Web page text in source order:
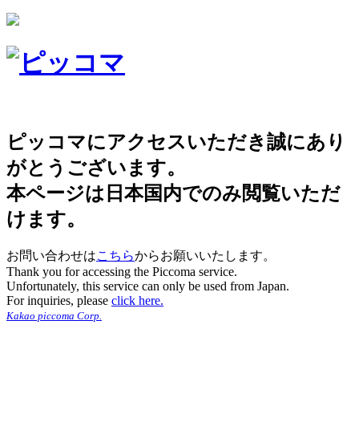
ピッコマにアクセスいただき誠にあり
がとうございます。
本ページは日本国内でのみ閲覧いただ
けます。
お問い合わせはこちらからお願いいたします。
Thank you for accessing the Piccoma service.
Unfortunately, this service can only be used from Japan.
For inquiries, please click here.
Kakao piccoma Corp.